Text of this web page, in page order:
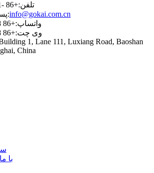
تلفن:+86 -21 -56561003
پست الکترونیک:info@gokai.com.cn
واتساپ:+86 18918606548
وی چت:+86 18918606548
1, Lane 111, Luxiang Road, Baoshan
China
با